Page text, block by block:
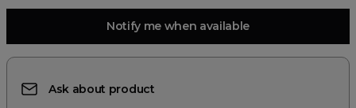
Notify me when available
Ask about product